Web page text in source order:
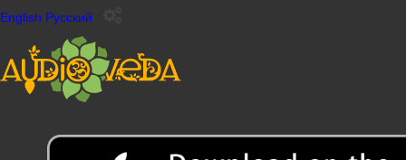
English Русский